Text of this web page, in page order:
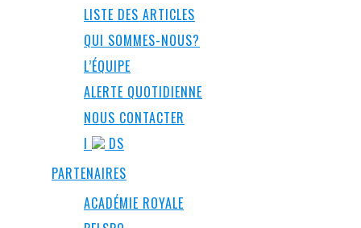
LISTE DES ARTICLES
QUI SOMMES-NOUS?
L’ÉQUIPE
ALERTE QUOTIDIENNE
NOUS CONTACTER
I
DS
PARTENAIRES
ACADÉMIE ROYALE